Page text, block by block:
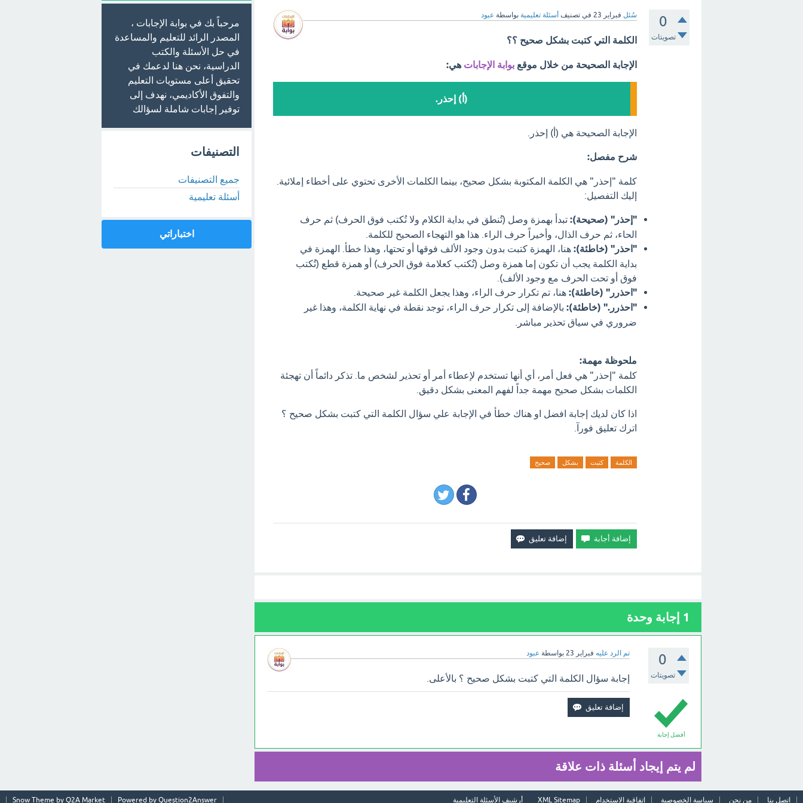
0
تصويتات
سُئل فبراير 23 في تصنيف أسئلة تعليمية بواسطة عبود
الكلمة التي كتبت بشكل صحيح ؟؟
الإجابة الصحيحة من خلال موقع بوابة الإجابات هي:
(أ) إحذر.
الإجابة الصحيحة هي (أ) إحذر.
شرح مفصل:
كلمة "إحذر" هي الكلمة المكتوبة بشكل صحيح، بينما الكلمات الأخرى تحتوي على أخطاء إملائية.
إليك التفصيل:
"إحذر" (صحيحة): تبدأ بهمزة وصل (تُنطق في بداية الكلام ولا تُكتب فوق الحرف) ثم حرف
الحاء، ثم حرف الذال، وأخيراً حرف الراء. هذا هو التهجاء الصحيح للكلمة.
"احذر" (خاطئة): هنا، الهمزة كتبت بدون وجود الألف فوقها أو تحتها، وهذا خطأ. الهمزة في
بداية الكلمة يجب أن تكون إما همزة وصل (تُكتب كعلامة فوق الحرف) أو همزة قطع (تُكتب
فوق أو تحت الحرف مع وجود الألف).
"احذرر" (خاطئة): هنا، تم تكرار حرف الراء، وهذا يجعل الكلمة غير صحيحة.
"احذرر." (خاطئة): بالإضافة إلى تكرار حرف الراء، توجد نقطة في نهاية الكلمة، وهذا غير
ضروري في سياق تحذير مباشر.
ملحوظة مهمة:
كلمة "إحذر" هي فعل أمر، أي أنها تستخدم لإعطاء أمر أو تحذير لشخص ما. تذكر دائماً أن تهجئة
الكلمات بشكل صحيح مهمة جداً لفهم المعنى بشكل دقيق.
اذا كان لديك إجابة افضل او هناك خطأ في الإجابة علي سؤال الكلمة التي كتبت بشكل صحيح ؟
اترك تعليق فورآ.
الكلمة كتبت بشكل صحيح
1 إجابة وحدة
0
تصويتات
تم الرد عليه فبراير 23 بواسطة عبود
أفضل إجابة
إجابة سؤال الكلمة التي كتبت بشكل صحيح ؟ بالأعلى.
لم يتم إيجاد أسئلة ذات علاقة
مرحباً بك في بوابة الإجابات ،
المصدر الرائد للتعليم والمساعدة
في حل الأسئلة والكتب
الدراسية، نحن هنا لدعمك في
تحقيق أعلى مستويات التعليم
والتفوق الأكاديمي، نهدف إلى
توفير إجابات شاملة لسؤالك
التصنيفات
جميع التصنيفات
أسئلة تعليمية
اختباراتي
اتصل بنا من نحن سياسة الخصوصية اتفاقية الاستخدام XML Sitemap أرشيف الأسئلة التعليمية Snow Theme by Q2A Market Powered by Question2Answer